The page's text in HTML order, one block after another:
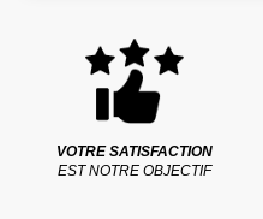
VOTRE SATISFACTION
EST NOTRE OBJECTIF